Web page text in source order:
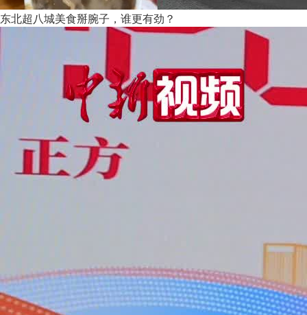
东北超八城美食掰腕子，谁更有劲？